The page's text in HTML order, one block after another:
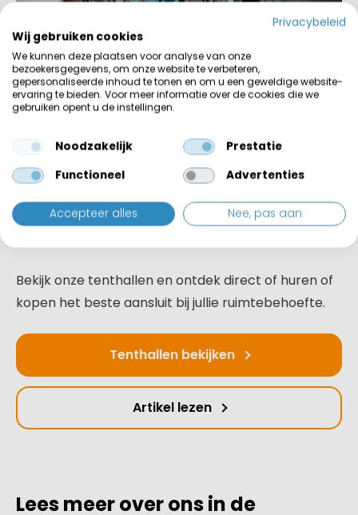
Een weloverwogen keuze
Huren en kopen zijn beide volwaardige oplossingen,
ieder met hun eigen toepassingsgebied. Door
vooraf inzicht te krijgen in gebruiksduur, investering
en flexibiliteit, wordt de keuze overzichtelijk en
onderbouwd.
Bekijk onze tenthallen en ontdek direct of huren of
kopen het beste aansluit bij jullie ruimtebehoefte.
Tenthallen bekijken
Artikel lezen
Lees meer over ons in de
Privacybeleid
Wij gebruiken cookies
We kunnen deze plaatsen voor analyse van onze
bezoekersgegevens, om onze website te verbeteren,
gepersonaliseerde inhoud te tonen en om u een geweldige website-
ervaring te bieden. Voor meer informatie over de cookies die we
gebruiken opent u de instellingen.
Noodzakelijk
Prestatie
Functioneel
Advertenties
Accepteer alles Nee, pas aan